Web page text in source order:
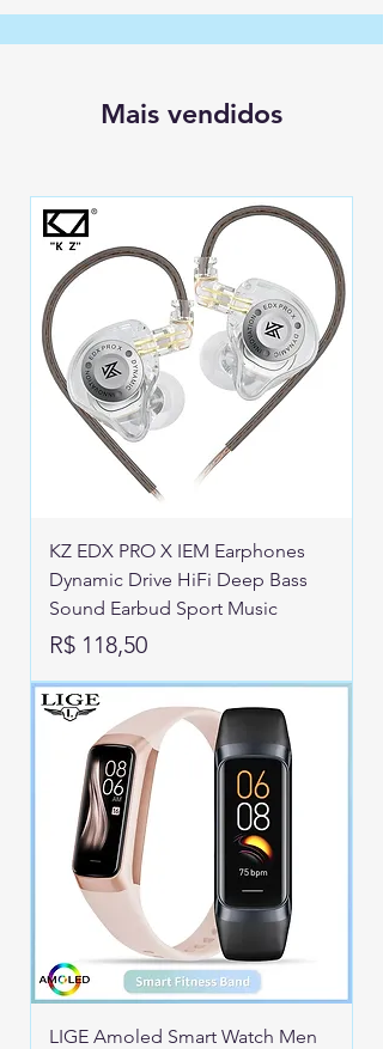
Mais vendidos
KZ EDX PRO X IEM Earphones
Dynamic Drive HiFi Deep Bass
Sound Earbud Sport Music
Preço
R$ 118,50
LIGE Amoled Smart Watch Men